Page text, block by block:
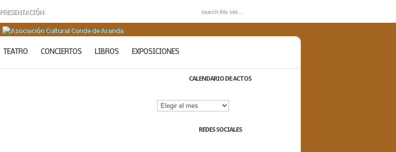
PRESENTACIÓN
TEATRO CONCIERTOS LIBROS EXPOSICIONES
CALENDARIO DE ACTOS
Calendario
de
REDES SOCIALES